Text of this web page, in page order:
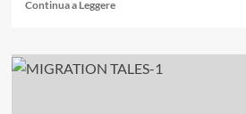
Continua a Leggere
su
«Paradeiro»